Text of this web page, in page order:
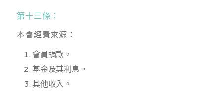
第十三條：
本會經費來源：
會員捐款。
基金及其利息。
其他收入。